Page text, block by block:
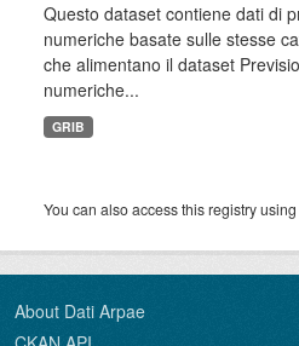
Questo dataset contiene dati di
numeriche basate sulle stesse
che alimentano il dataset
numeriche...
GRIB
You can also access this registry
About Dati Arpae